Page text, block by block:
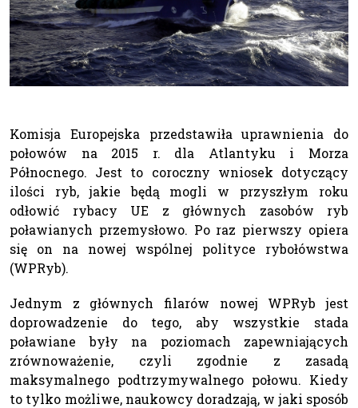
Komisja Europejska przedstawiła uprawnienia do
połowów na 2015 r. dla Atlantyku i Morza
Północnego. Jest to coroczny wniosek dotyczący
ilości ryb, jakie będą mogli w przyszłym roku
odłowić rybacy UE z głównych zasobów ryb
poławianych przemysłowo. Po raz pierwszy opiera
się on na nowej wspólnej polityce rybołówstwa
(WPRyb).
Jednym z głównych filarów nowej WPRyb jest
doprowadzenie do tego, aby wszystkie stada
poławiane były na poziomach zapewniających
zrównoważenie, czyli zgodnie z zasadą
maksymalnego podtrzymywalnego połowu. Kiedy
to tylko możliwe, naukowcy doradzają, w jaki sposób